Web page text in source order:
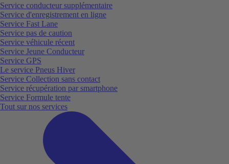
Service conducteur supplémentaire
Service d'enregistrement en ligne
Service Fast Lane
Service pas de caution
Service véhicule récent
Service Jeune Conducteur
Service GPS
Le service Pneus Hiver
Service Collection sans contact
Service récupération par smartphone
Service Formule tente
Tout sur nos services